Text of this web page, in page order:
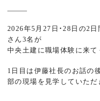
2026年5月27日・28日の2
さん3名が
中央土建に職場体験に来て
1日目は伊藤社長のお話の
部の現場を見学していただ